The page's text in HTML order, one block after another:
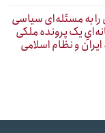
به مسئله‌ای سیاسی
یک پرونده ملکی
و نظام اسلامی